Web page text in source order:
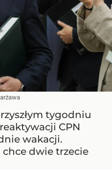
tygodniu
CPN
wakacji.
dwie trzecie